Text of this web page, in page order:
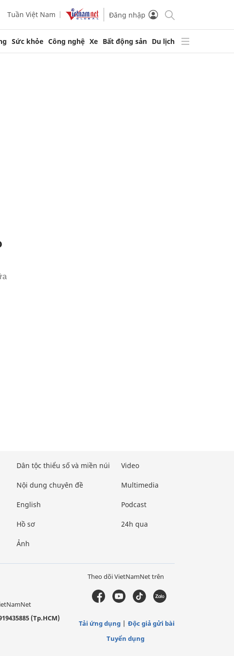
Tuần Việt Nam Đăng nhập
Sức khỏe Công nghệ Xe Bất động sản Du lịch
Dân tộc thiểu số và miền núi
Nội dung chuyên đề
English
Hồ sơ
Ảnh
Video
Multimedia
Podcast
24h qua
(Tp.HCM)
Theo dõi VietNamNet trên
Tải ứng dụng
Độc giả gửi bài
Tuyển dụng